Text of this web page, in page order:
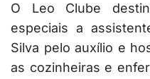
O Leo Clube
especiais a
Silva pelo auxílio e
as cozinheiras e